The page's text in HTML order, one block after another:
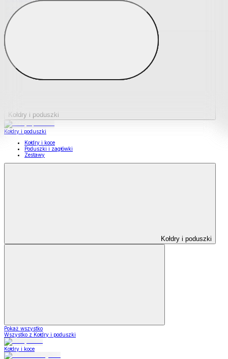
Podkładki na materace
Materace nawierzchniowe
Kołdry i poduszki
Kołdry i poduszki
Kołdry i koce
Poduszki i zagłówki
Zestawy
Kołdry i poduszki
Pokaż wszystko
Wszystko z Kołdry i poduszki
Kołdry i koce